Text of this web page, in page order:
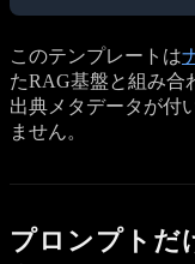
このテンプレートは
たRAG基盤と組み合
出典メタデータが付
ません。
プロンプトだ